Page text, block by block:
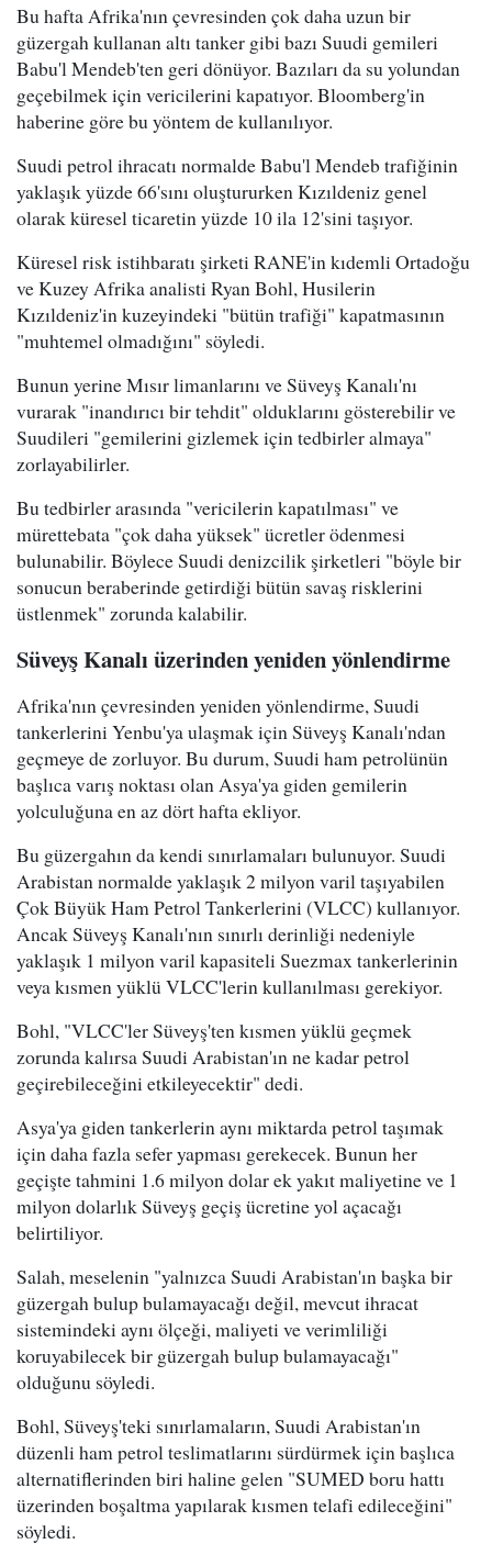
Bu hafta Afrika'nın çevresinden çok daha uzun bir
güzergah kullanan altı tanker gibi bazı Suudi gemileri
Babu'l Mendeb'ten geri dönüyor. Bazıları da su yolundan
geçebilmek için vericilerini kapatıyor. Bloomberg'in
haberine göre bu yöntem de kullanılıyor.
Suudi petrol ihracatı normalde Babu'l Mendeb trafiğinin
yaklaşık yüzde 66'sını oluştururken Kızıldeniz genel
olarak küresel ticaretin yüzde 10 ila 12'sini taşıyor.
Küresel risk istihbaratı şirketi RANE'in kıdemli Ortadoğu
ve Kuzey Afrika analisti Ryan Bohl, Husilerin
Kızıldeniz'in kuzeyindeki "bütün trafiği" kapatmasının
"muhtemel olmadığını" söyledi.
Bunun yerine Mısır limanlarını ve Süveyş Kanalı'nı
vurarak "inandırıcı bir tehdit" olduklarını gösterebilir ve
Suudileri "gemilerini gizlemek için tedbirler almaya"
zorlayabilirler.
Bu tedbirler arasında "vericilerin kapatılması" ve
mürettebata "çok daha yüksek" ücretler ödenmesi
bulunabilir. Böylece Suudi denizcilik şirketleri "böyle bir
sonucun beraberinde getirdiği bütün savaş risklerini
üstlenmek" zorunda kalabilir.
Süveyş Kanalı üzerinden yeniden yönlendirme
Afrika'nın çevresinden yeniden yönlendirme, Suudi
tankerlerini Yenbu'ya ulaşmak için Süveyş Kanalı'ndan
geçmeye de zorluyor. Bu durum, Suudi ham petrolünün
başlıca varış noktası olan Asya'ya giden gemilerin
yolculuğuna en az dört hafta ekliyor.
Bu güzergahın da kendi sınırlamaları bulunuyor. Suudi
Arabistan normalde yaklaşık 2 milyon varil taşıyabilen
Çok Büyük Ham Petrol Tankerlerini (VLCC) kullanıyor.
Ancak Süveyş Kanalı'nın sınırlı derinliği nedeniyle
yaklaşık 1 milyon varil kapasiteli Suezmax tankerlerinin
veya kısmen yüklü VLCC'lerin kullanılması gerekiyor.
Bohl, "VLCC'ler Süveyş'ten kısmen yüklü geçmek
zorunda kalırsa Suudi Arabistan'ın ne kadar petrol
geçirebileceğini etkileyecektir" dedi.
Asya'ya giden tankerlerin aynı miktarda petrol taşımak
için daha fazla sefer yapması gerekecek. Bunun her
geçişte tahmini 1.6 milyon dolar ek yakıt maliyetine ve 1
milyon dolarlık Süveyş geçiş ücretine yol açacağı
belirtiliyor.
Salah, meselenin "yalnızca Suudi Arabistan'ın başka bir
güzergah bulup bulamayacağı değil, mevcut ihracat
sistemindeki aynı ölçeği, maliyeti ve verimliliği
koruyabilecek bir güzergah bulup bulamayacağı"
olduğunu söyledi.
Bohl, Süveyş'teki sınırlamaların, Suudi Arabistan'ın
düzenli ham petrol teslimatlarını sürdürmek için başlıca
alternatiflerinden biri haline gelen "SUMED boru hattı
üzerinden boşaltma yapılarak kısmen telafi edileceğini"
söyledi.